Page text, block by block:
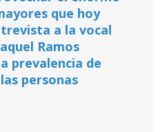
que hoy
a la vocal
Ramos
prevalencia de
personas